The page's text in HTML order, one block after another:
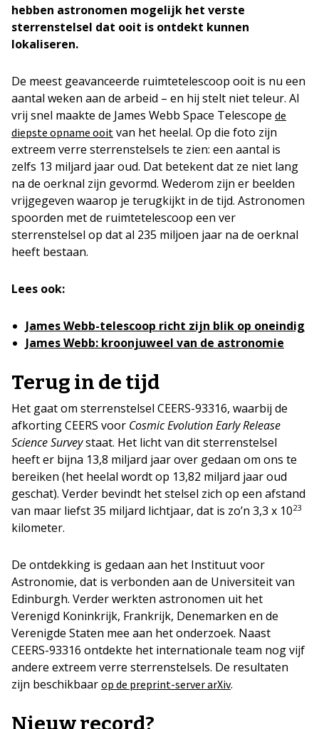
hebben astronomen mogelijk het verste
sterrenstelsel dat ooit is ontdekt kunnen
lokaliseren.
De meest geavanceerde ruimtetelescoop ooit is nu een
aantal weken aan de arbeid – en hij stelt niet teleur. Al
vrij snel maakte de James Webb Space Telescope de
diepste opname ooit van het heelal. Op die foto zijn
extreem verre sterrenstelsels te zien: een aantal is
zelfs 13 miljard jaar oud. Dat betekent dat ze niet lang
na de oerknal zijn gevormd. Wederom zijn er beelden
vrijgegeven waarop je terugkijkt in de tijd. Astronomen
spoorden met de ruimtetelescoop een ver
sterrenstelsel op dat al 235 miljoen jaar na de oerknal
heeft bestaan.
Lees ook:
James Webb-telescoop richt zijn blik op oneindig
James Webb: kroonjuweel van de astronomie
Terug in de tijd
Het gaat om sterrenstelsel CEERS-93316, waarbij de
afkorting CEERS voor Cosmic Evolution Early Release
Science Surveystaat. Het licht van dit sterrenstelsel
heeft er bijna 13,8 miljard jaar over gedaan om ons te
bereiken (het heelal wordt op 13,82 miljard jaar oud
geschat). Verder bevindt het stelsel zich op een afstand
van maar liefst 35 miljard lichtjaar, dat is zo’n 3,3 x 1023
kilometer.
De ontdekking is gedaan aan het Instituut voor
Astronomie, dat is verbonden aan de Universiteit van
Edinburgh. Verder werkten astronomen uit het
Verenigd Koninkrijk, Frankrijk, Denemarken en de
Verenigde Staten mee aan het onderzoek. Naast
CEERS-93316 ontdekte het internationale team nog vijf
andere extreem verre sterrenstelsels. De resultaten
zijn beschikbaar op de preprint-server arXiv.
Nieuw record?